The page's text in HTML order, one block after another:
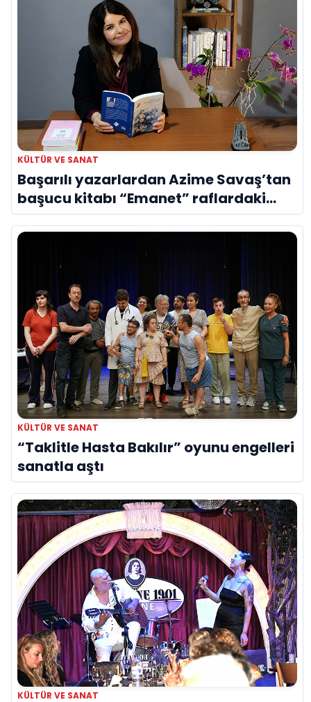
KÜLTÜR VE SANAT
Başarılı yazarlardan Azime Savaş’tan
başucu kitabı “Emanet” raflardaki
yerini aldı
KÜLTÜR VE SANAT
“Taklitle Hasta Bakılır” oyunu engelleri
sanatla aştı
KÜLTÜR VE SANAT